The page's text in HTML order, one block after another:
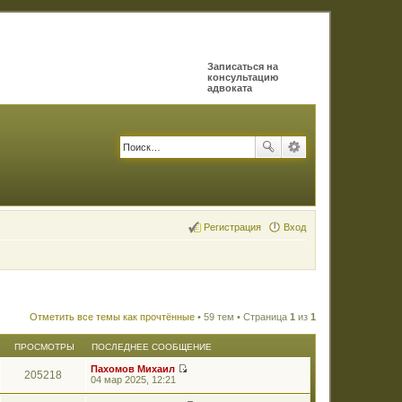
Записаться на
консультацию
адвоката
Вход
Регистрация
Отметить все темы как прочтённые • 59 тем • Страница 1 из 1
ПРОСМОТРЫ ПОСЛЕДНЕЕ СООБЩЕНИЕ
205218
Пахомов Михаил
р
04 мар 2025, 12:21